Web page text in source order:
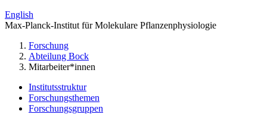
English
Max-Planck-Institut für Molekulare Pflanzenphysiologie
Forschung
Abteilung Bock
Mitarbeiter*innen
Institutsstruktur
Forschungsthemen
Forschungsgruppen